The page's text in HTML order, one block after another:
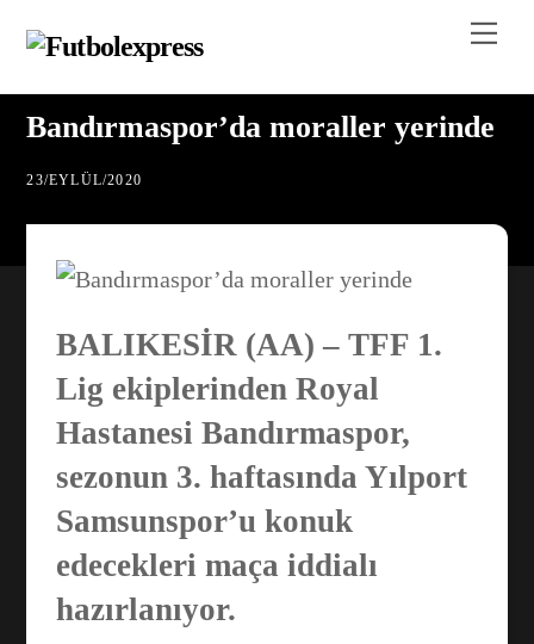
content
Bandırmaspor’da moraller yerinde
23/EYLÜL/2020
BALIKESİR (AA) – TFF 1.
Lig ekiplerinden Royal
Hastanesi Bandırmaspor,
sezonun 3. haftasında Yılport
Samsunspor’u konuk
edecekleri maça iddialı
hazırlanıyor.